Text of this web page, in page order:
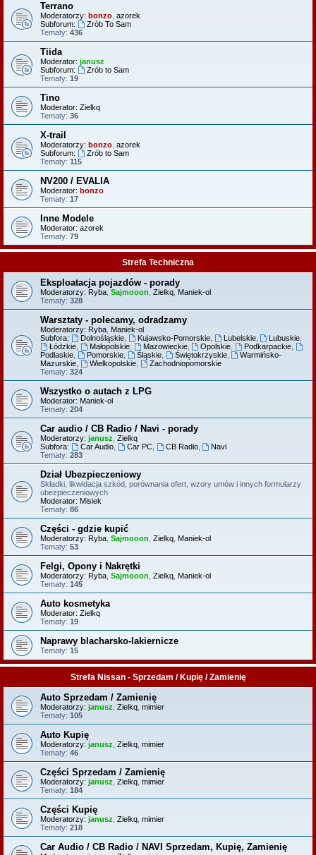
Terrano
Moderatorzy: bonzo azorek
Subforum:
Zrób To Sam
Tematy: 436
Tiida
Moderator: janusz
Subforum:
Zrób to Sam
Tematy: 19
Tino
Moderator: Zielkq
Tematy: 36
X-trail
Moderatorzy: bonzo azorek
Subforum:
Zrób to Sam
Tematy: 115
NV200 / EVALIA
Moderator: bonzo
Tematy: 17
Inne Modele
Moderator: azorek
Tematy: 79
Strefa Techniczna
Eksploatacja pojazdów - porady
Moderatorzy: Ryba Sajmooon Zielkq Maniek-ol
Tematy: 328
Warsztaty - polecamy, odradzamy
Moderatorzy: Ryba Maniek-ol
Subfora:
Dolnośląskie, Kujawsko-Pomorskie, Lubelskie, Lubuskie
Łódzkie, Małopolskie, Mazowieckie, Opolskie Podkarpackie
Podlaskie
Pomorskie, Śląskie, Świętokrzyskie,
Warmińsko-
Mazurskie
Wielkopolskie,
Zachodniopomorskie
Tematy: 324
Wszystko o autach z LPG
Moderator: Maniek-ol
Tematy: 204
Car audio / CB Radio / Navi - porady
Moderatorzy: janusz Zielkq
Subfora:
Car Audio, Car PC, CB Radio,
Navi
Tematy: 283
Dział Ubezpieczeniowy
Składki, likwidacja szkód, porównania ofert, wzory umów i innych formularzy
ubezpieczeniowych
Moderator: Misiek
Tematy: 86
Części - gdzie kupić
Moderatorzy: Ryba Sajmooon Zielkq Maniek-ol
Tematy: 53
Felgi, Opony i Nakrętki
Moderatorzy: Ryba Sajmooon Zielkq Maniek-ol
Tematy: 145
Auto kosmetyka
Moderator: Zielkq
Tematy: 19
Naprawy blacharsko-lakiernicze
Tematy: 15
Strefa Nissan - Sprzedam / Kupię / Zamienię
Auto Sprzedam / Zamienię
Moderatorzy: janusz Zielkq mimier
Tematy: 105
Auto Kupię
Moderatorzy: janusz Zielkq mimier
Tematy: 46
Części Sprzedam / Zamienię
Moderatorzy: janusz Zielkq mimier
Tematy: 184
Części Kupię
Moderatorzy: janusz Zielkq mimier
Tematy: 218
Car Audio / CB Radio / NAVI Sprzedam, Kupię, Zamienię